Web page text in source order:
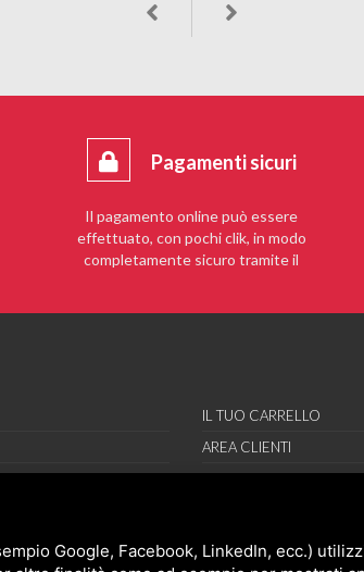
Pagamenti sicuri
Il pagamento online può essere
effettuato, con pochi clik, in modo
completamente sicuro tramite il
IL TUO CARRELLO
AREA CLIENTI
REGISTRAMI
Google, Facebook, LinkedIn, ecc.)